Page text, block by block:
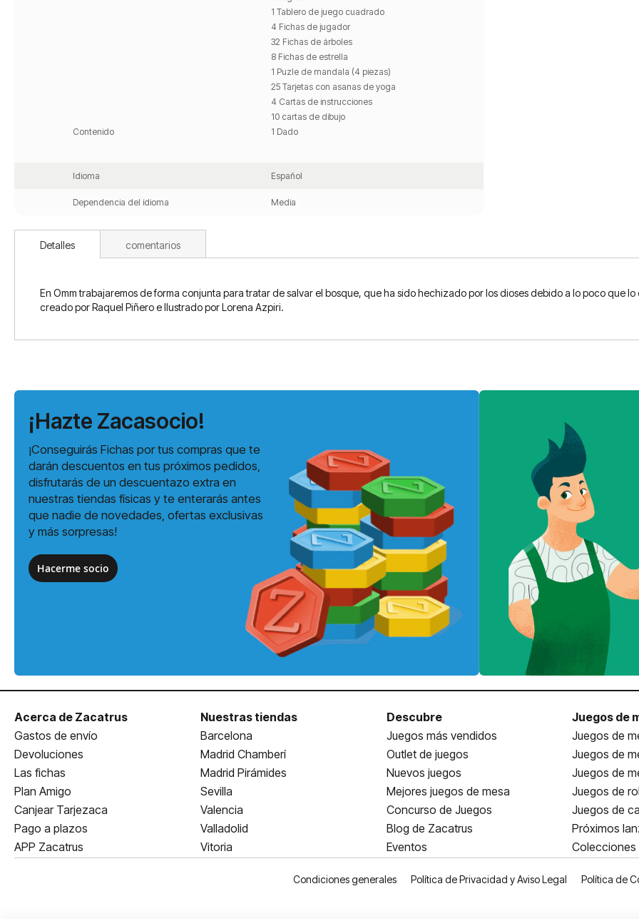
Contenido
1 Tablero de juego cuadrado
4 Fichas de jugador
32 Fichas de árboles
8 Fichas de estrella
1 Puzle de mandala (4 piezas)
25 Tarjetas con asanas de yoga
4 Cartas de instrucciones
10 cartas de dibujo
1 Dado
Idioma Español
Dependencia del idioma Media
Detalles
En Omm trabajaremos de forma conjunta para tratar de salvar el bosque, que ha sido hechizado por los dioses debido a lo poco que
creado por Raquel Piñero e Ilustrado por Lorena Azpiri.
comentarios
¡Hazte Zacasocio!
¡Conseguirás Fichas por tus compras que te
darán descuentos en tus próximos pedidos,
disfrutarás de un descuentazo extra en
nuestras tiendas físicas y te enterarás antes
que nadie de novedades, ofertas exclusivas
y más sorpresas!
Hacerme socio
Acerca de Zacatrus
Gastos de envío
Devoluciones
Las fichas
Plan Amigo
Canjear Tarjezaca
Pago a plazos
APP Zacatrus
Nuestras tiendas
Barcelona
Madrid Chamberí
Madrid Pirámides
Sevilla
Valencia
Valladolid
Vitoria
Descubre
Juegos más vendidos
Outlet de juegos
Nuevos juegos
Mejores juegos de mesa
Concurso de Juegos
Blog de Zacatrus
Eventos
Juegos de
Juegos de
Juegos de
Juegos de
Juegos de rol
Juegos de
Próximos
Colecciones
Condiciones generales Política de Privacidad y Aviso Legal Política de